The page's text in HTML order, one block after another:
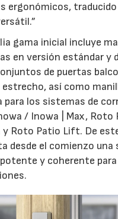
ergonómicos, traducido
gama inicial incluye
en versión estándar y
de puertas
estrecho, así como
para los sistemas de
/ Inowa | Max, Roto
y Roto Patio Lift. De
desde el comienzo una
y coherente